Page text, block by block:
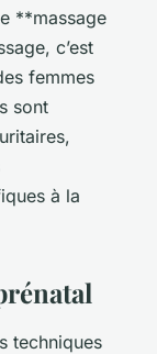
**massage
c’est
femmes
sont
à la
techniques